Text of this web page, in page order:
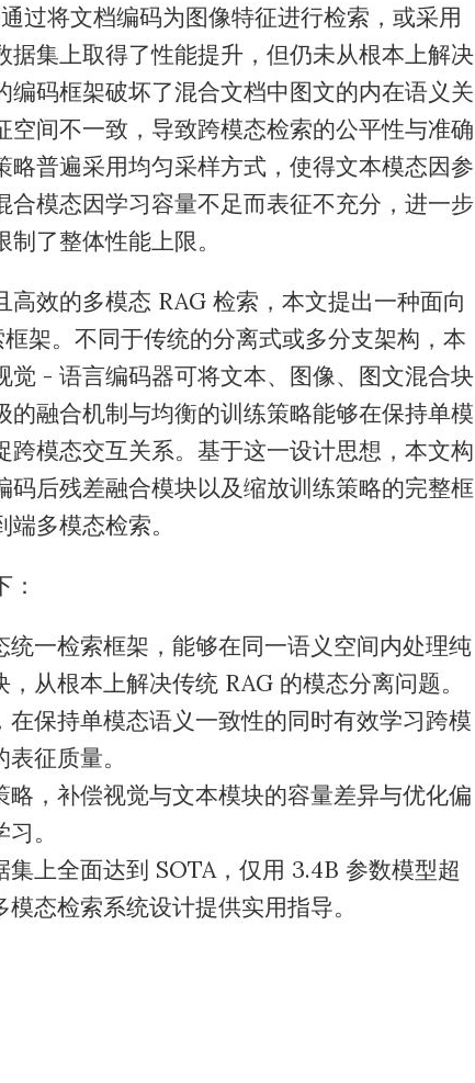
过将文档编码为图像特征进行检索，或采用
据集上取得了性能提升，但仍未从根本上解决
码框架破坏了混合文档中图文的内在语义关
间不一致，导致跨模态检索的公平性与准确
普遍采用均匀采样方式，使得文本模态因参
合模态因学习容量不足而表征不充分，进一步
了整体性能上限。
效的多模态 RAG 检索，本文提出一种面向
架。不同于传统的分离式或多分支架构，本
觉 - 语言编码器可将文本、图像、图文混合块
的融合机制与均衡的训练策略能够在保持单模
模态交互关系。基于这一设计思想，本文构
码后残差融合模块以及缩放训练策略的完整框
多模态检索。
一检索框架，能够在同一语义空间内处理纯
从根本上解决传统 RAG 的模态分离问题。
保持单模态语义一致性的同时有效学习跨模
征质量。
，补偿视觉与文本模块的容量差异与优化偏
。
上全面达到 SOTA，仅用 3.4B 参数模型超
态检索系统设计提供实用指导。